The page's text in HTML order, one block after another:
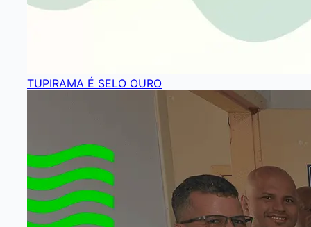
TUPIRAMA É SELO OURO